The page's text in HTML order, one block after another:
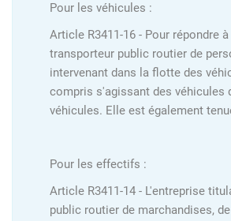
Pour les véhicules :
Article R3411-16 - Pour répondre
transporteur public routier de
intervenant dans la flotte des
compris s'agissant des véhicules
véhicules. Elle est également
Pour les effectifs :
Article R3411-14 - L'entreprise
public routier de marchandises,